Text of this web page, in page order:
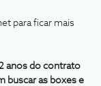
para ficar mais
anos do contrato
buscar as boxes e